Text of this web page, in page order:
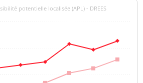
potentielle localisée (APL) - DREES